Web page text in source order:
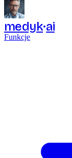
medyk ai
Funkcje